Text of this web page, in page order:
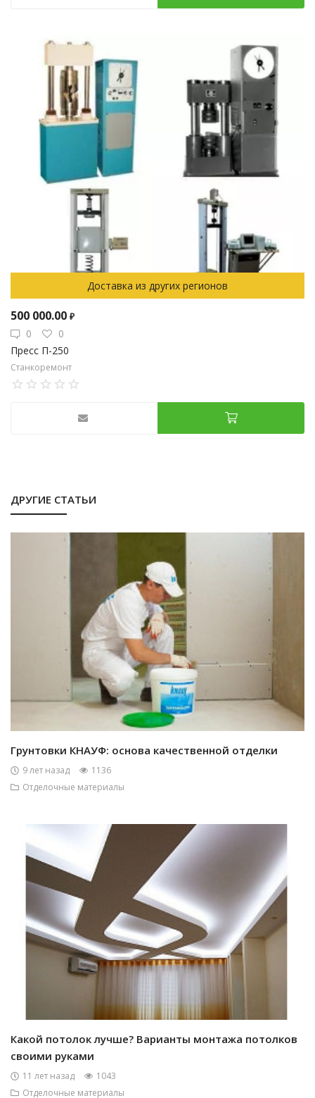
Доставка из других регионов
500 000.00 ₽
0
0
Пресс П-250
Станкоремонт
ДРУГИЕ СТАТЬИ
Грунтовки КНАУФ: основа качественной отделки
9 лет назад
1136
Отделочные материалы
Какой потолок лучше? Варианты монтажа потолков
своими руками
11 лет назад
1043
Отделочные материалы